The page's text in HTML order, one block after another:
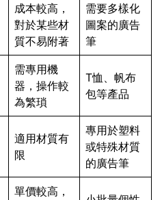
成本較高，
對於某些材
質不易附著
需要多樣化
圖案的廣告
筆
需專用機
器，操作較
為繁瑣
T恤、帆布
包等產品
適用材質有
限
專用於塑料
或特殊材質
的廣告筆
單價較高，